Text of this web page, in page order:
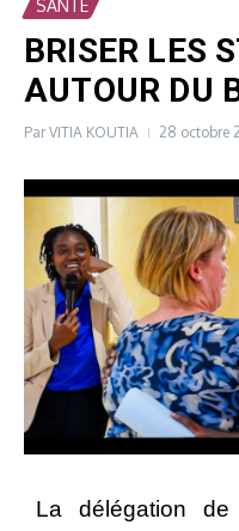
SANTE
BRISER LES
AUTOUR DU
ParVITIA KOUTIA 28 octobre
La délégation de